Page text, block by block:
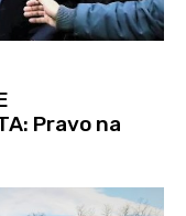
Pravo na